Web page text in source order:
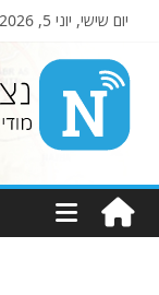
יום שישי, יוני 5, 2026
מודיעין
מהמקורות